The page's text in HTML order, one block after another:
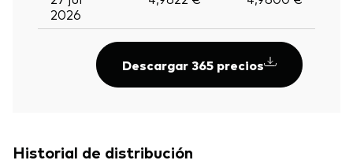
2026
Descargar 365 precios
Historial de distribución